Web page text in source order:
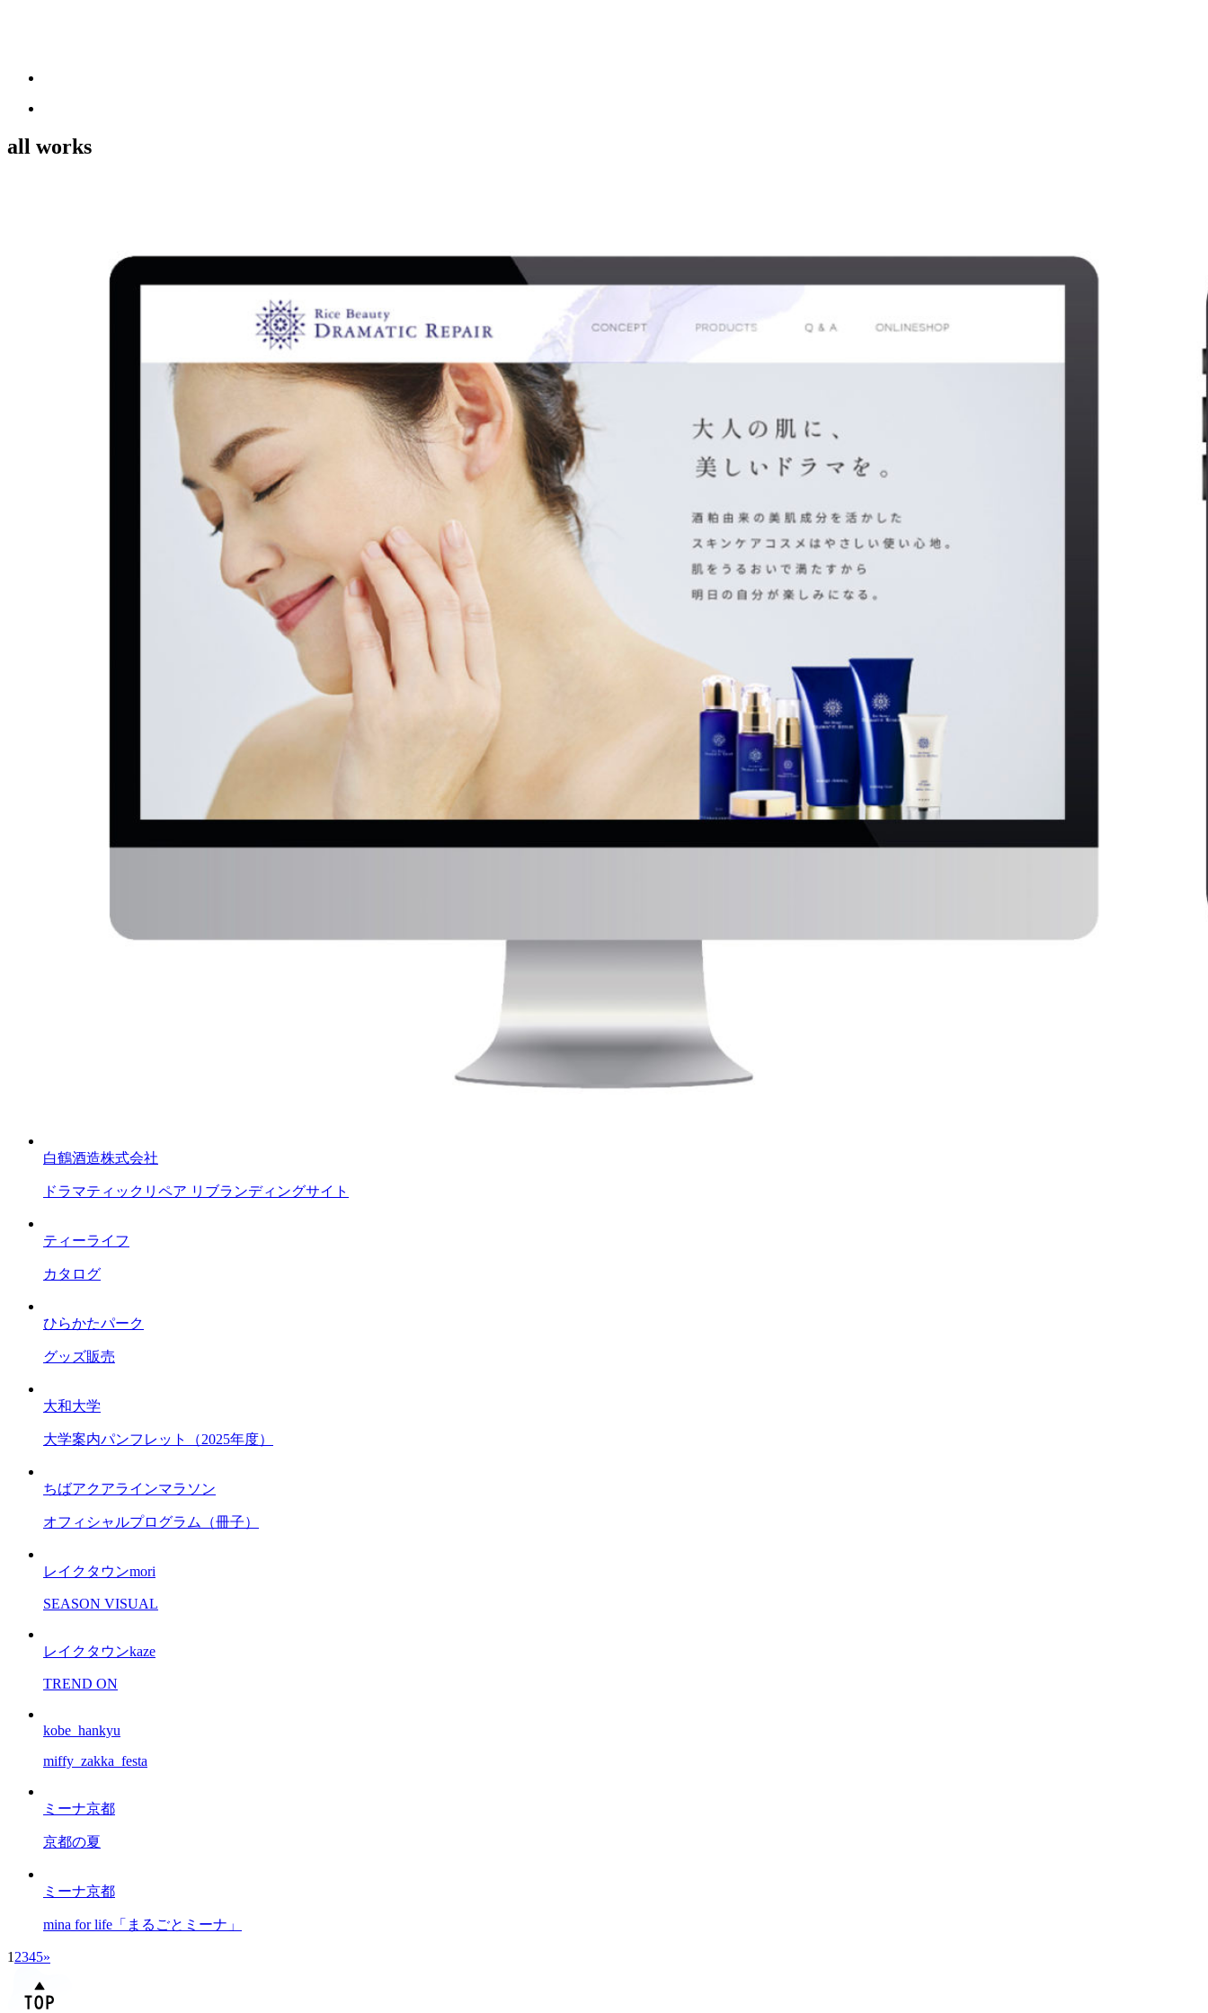
all works
白鶴酒造株式会社
ドラマティックリペア リブランディングサイト
ティーライフ
カタログ
ひらかたパーク
グッズ販売
大和大学
大学案内パンフレット（2025年度）
ちばアクアラインマラソン
オフィシャルプログラム（冊子）
レイクタウンmori
SEASON VISUAL
レイクタウンkaze
TREND ON
kobe_hankyu
miffy_zakka_festa
ミーナ京都
京都の夏
ミーナ京都
mina for life「まるごとミーナ」
1 2345»